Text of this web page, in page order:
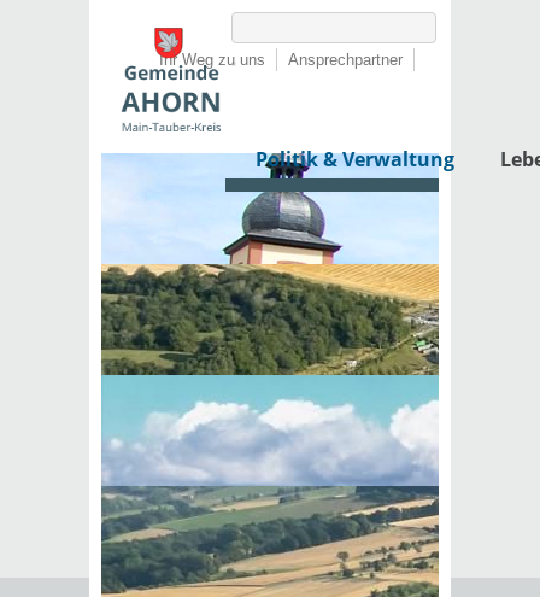
Ihr Weg zu uns Ansprechpartner
Politik & Verwaltung
Startseite › Politik & Verwaltung› Rathaus›
Dienstleistungen von A-Z
Seite empfehlen
Empfehlung senden an*